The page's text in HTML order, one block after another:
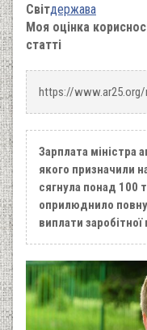
Світдержава
Моя оцінка
статті
https://www.ar25.org/
Зарплата міністра
якого призначили
сягнула понад 100
оприлюднило
виплати